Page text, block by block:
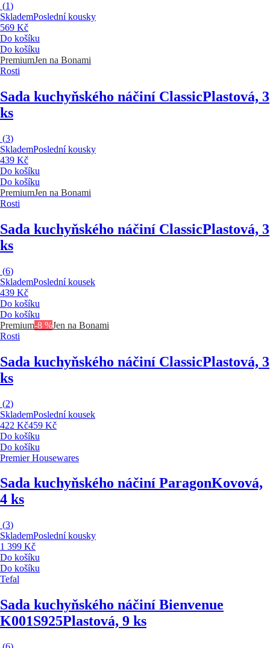
(1)
SklademPoslední kousky
569 Kč
Do košíku
Do košíku
PremiumJen na Bonami
Rosti
Sada kuchyňského náčiní ClassicPlastová, 3
ks
(3)
SklademPoslední kousky
439 Kč
Do košíku
Do košíku
PremiumJen na Bonami
Rosti
Sada kuchyňského náčiní ClassicPlastová, 3
ks
(6)
SklademPoslední kousek
439 Kč
Do košíku
Do košíku
Premium-8 %Jen na Bonami
Rosti
Sada kuchyňského náčiní ClassicPlastová, 3
ks
(2)
SklademPoslední kousek
422 Kč459 Kč
Do košíku
Do košíku
Premier Housewares
Sada kuchyňského náčiní ParagonKovová,
4 ks
(3)
SklademPoslední kousky
1 399 Kč
Do košíku
Do košíku
Tefal
Sada kuchyňského náčiní Bienvenue
K001S925Plastová, 9 ks